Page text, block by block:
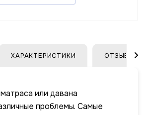
ХАРАКТЕРИСТИКИ ОТЗЫВЫ
или давана
проблемы. Самые